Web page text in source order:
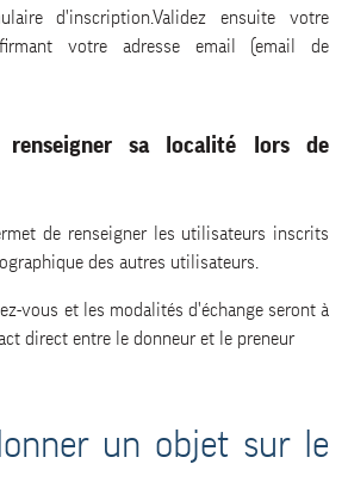
d'inscription.Validez ensuite votre
votre adresse email (email de
renseigner sa localité lors de
de renseigner les utilisateurs inscrits
des autres utilisateurs.
vous et les modalités d'échange seront à
direct entre le donneur et le preneur
un objet sur le